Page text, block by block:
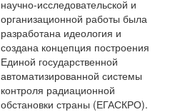
научно-исследовательской и
организационной работы была
разработана идеология и
создана концепция построения
Единой государственной
автоматизированной системы
контроля радиационной
обстановки страны (ЕГАСКРО).